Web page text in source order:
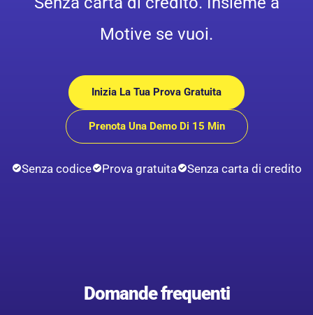
Motive se vuoi.
Inizia La Tua Prova Gratuita
Prenota Una Demo Di 15 Min
Senza codice Prova gratuita Senza carta di credito
Domande frequenti